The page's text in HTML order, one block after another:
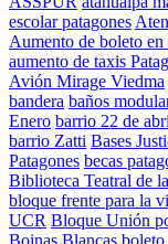
escolar patagones
Aumento de boleto en
aumento de taxis
Avión Mirage Viedma
bandera baños
Enero barrio 22 de
barrio Zatti Bases
Patagones becas
Biblioteca Teatral de
bloque frente para la
UCR Bloque Unión
Boinas Blancas